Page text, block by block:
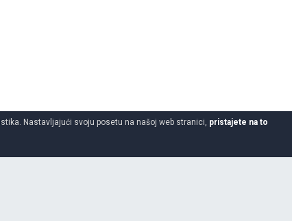
Nastavljajući svoju posetu na našoj web stranici, pristajete na to